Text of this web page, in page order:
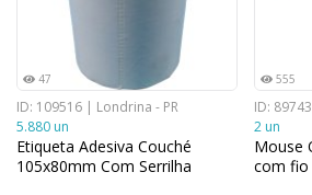
47
ID: 109516 | Londrina - PR
5.880 un
Etiqueta Adesiva Couché
105x80mm Com Serrilha
555
ID:
2 un
Mouse
com fio